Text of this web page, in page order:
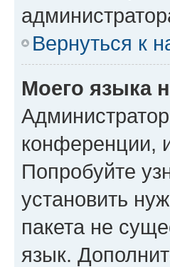
Вернуться к
Моего языка
конференции,
Попробуйте
установить
пакета не
язык.